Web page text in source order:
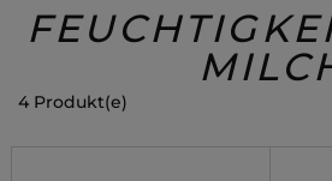
Beauty
4 Produkt(e)